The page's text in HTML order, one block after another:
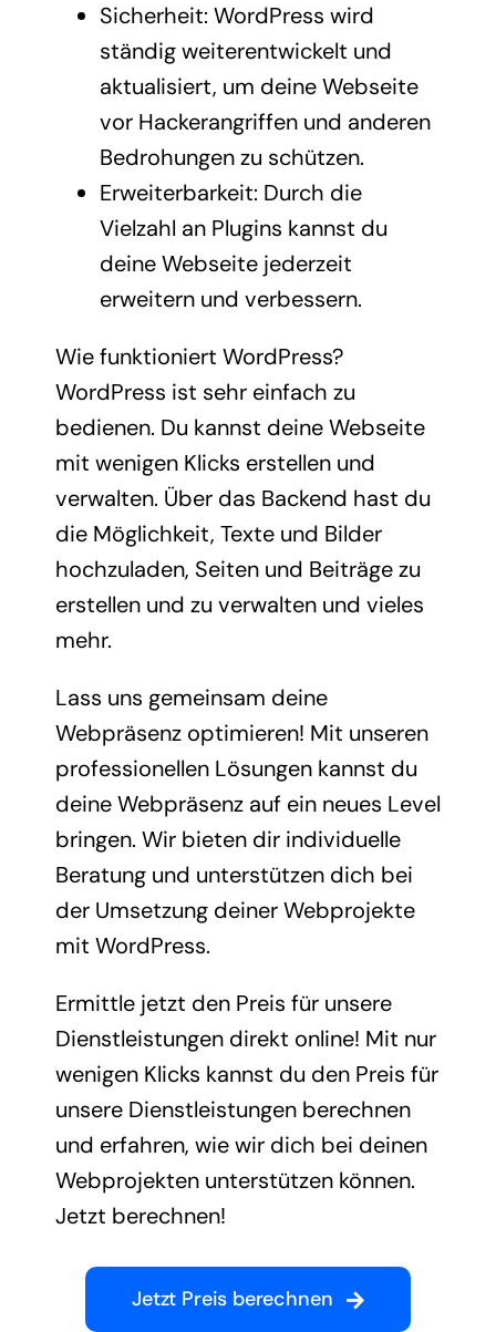
Sicherheit: WordPress wird
ständig weiterentwickelt und
aktualisiert, um deine Webseite
vor Hackerangriffen und anderen
Bedrohungen zu schützen.
Erweiterbarkeit: Durch die
Vielzahl an Plugins kannst du
deine Webseite jederzeit
erweitern und verbessern.
Wie funktioniert WordPress?
WordPress ist sehr einfach zu
bedienen. Du kannst deine Webseite
mit wenigen Klicks erstellen und
verwalten. Über das Backend hast du
die Möglichkeit, Texte und Bilder
hochzuladen, Seiten und Beiträge zu
erstellen und zu verwalten und vieles
mehr.
Lass uns gemeinsam deine
Webpräsenz optimieren! Mit unseren
professionellen Lösungen kannst du
deine Webpräsenz auf ein neues Level
bringen. Wir bieten dir individuelle
Beratung und unterstützen dich bei
der Umsetzung deiner Webprojekte
mit WordPress.
Ermittle jetzt den Preis für unsere
Dienstleistungen direkt online! Mit nur
wenigen Klicks kannst du den Preis für
unsere Dienstleistungen berechnen
und erfahren, wie wir dich bei deinen
Webprojekten unterstützen können.
Jetzt berechnen!
Jetzt Preis berechnen